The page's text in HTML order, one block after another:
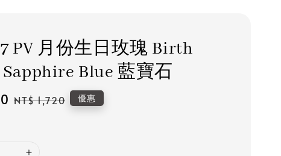
PV 月份生日玫瑰 Birth
Sapphire Blue 藍寶石
Regular
NT$ 1,720 優惠